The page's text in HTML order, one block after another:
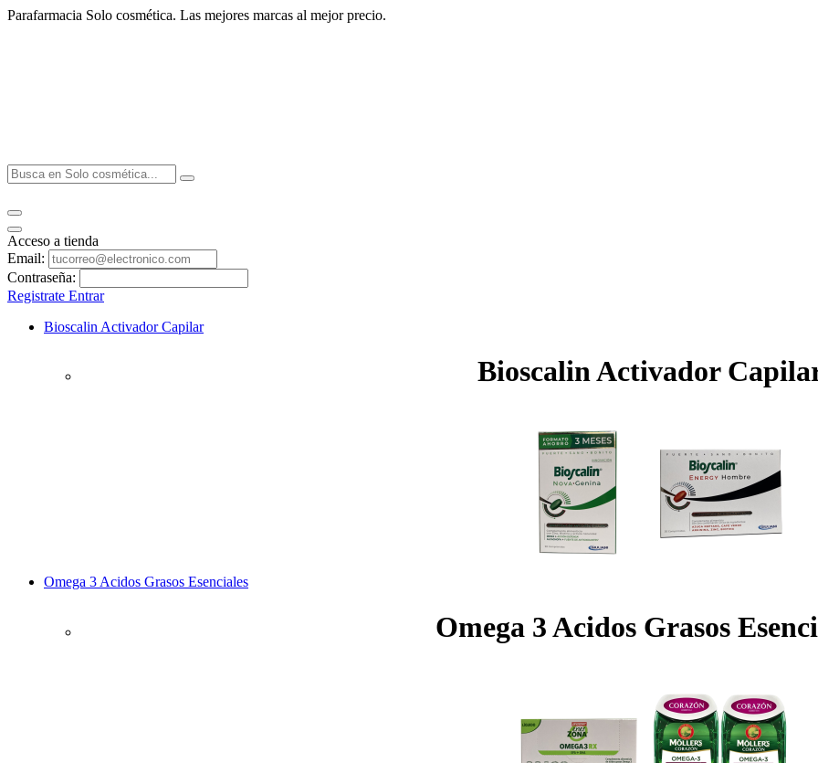
Parafarmacia Solo cosmética. Las mejores marcas al mejor precio.
Acceso a tienda
Email:
Contraseña:
Registrate Entrar
Bioscalin Activador Capilar
Bioscalin Activador
Omega 3 Acidos Grasos Esenciales
Omega 3 Acidos Grasos